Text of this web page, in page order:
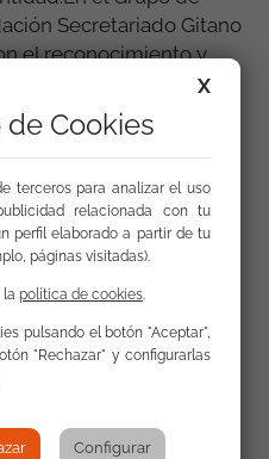
Secretariado Gitano
el reconocimiento y
PARA UN MAÑANA
#IGUALDADREALYA!
X
Cookies
terceros para analizar el uso
relacionada con tu
perfil elaborado a partir de tu
páginas visitadas).
la política de cookies.
pulsando el botón "Aceptar",
"Rechazar" y configurarlas
Configurar